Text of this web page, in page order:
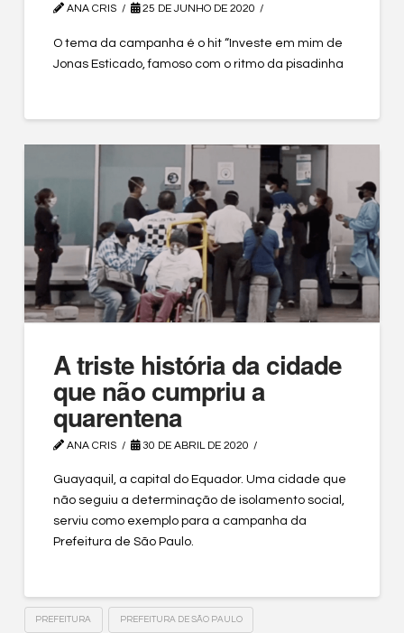
ANA CRIS 25 DE JUNHO DE 2020
O tema da campanha é o hit “Investe em mim de
Jonas Esticado, famoso com o ritmo da pisadinha
A triste história da cidade
que não cumpriu a
quarentena
ANA CRIS 30 DE ABRIL DE 2020
Guayaquil, a capital do Equador. Uma cidade que
não seguiu a determinação de isolamento social,
serviu como exemplo para a campanha da
Prefeitura de São Paulo.
PREFEITURA PREFEITURA DE SÃO PAULO